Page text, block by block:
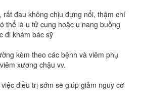
rất đau không chịu đựng nổi, thậm chí
thể là u tử cung hoặc u nang buồng
đi khám bác sỹ
kèm theo các bệnh và viêm phụ
xương chậu vv.
điều trị sớm sẽ giúp giảm nguy cơ